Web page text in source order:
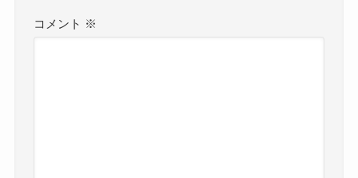
コメント ※